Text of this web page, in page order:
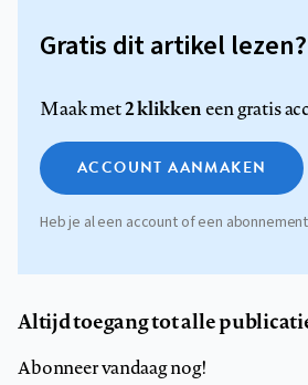
Gratis dit artikel lezen?
Maak met2 klikkeneen gratis
ACCOUNT AANMAKEN
Heb je al een account of een
Altijd toegang tot alle
Abonneer vandaag nog!